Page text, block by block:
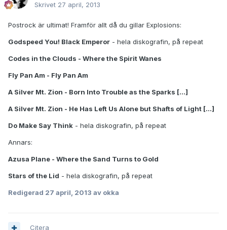
Skrivet 27 april, 2013
Postrock är ultimat! Framför allt då du gillar Explosions:
Godspeed You! Black Emperor - hela diskografin, på repeat
Codes in the Clouds - Where the Spirit Wanes
Fly Pan Am - Fly Pan Am
A Silver Mt. Zion - Born Into Trouble as the Sparks [...]
A Silver Mt. Zion - He Has Left Us Alone but Shafts of Light [...]
Do Make Say Think - hela diskografin, på repeat
Annars:
Azusa Plane - Where the Sand Turns to Gold
Stars of the Lid - hela diskografin, på repeat
Redigerad 27 april, 2013 av okka
Citera